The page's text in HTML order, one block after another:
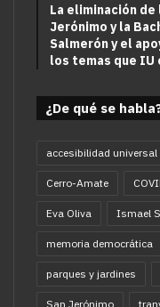
La eliminación
Jerónimo y la
Salmerón y el
los temas que IU
¿De qué se
accesibilidad universal
Cerro-Amate
Eva Oliva Ismael
memoria democrática
parques y jardines
San Jerónimo